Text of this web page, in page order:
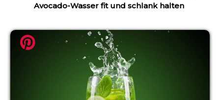
Avocado-Wasser fit und schlank halten